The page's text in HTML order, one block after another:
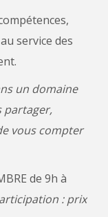
service des
un domaine
partager,
vous compter
de 9h à
: prix